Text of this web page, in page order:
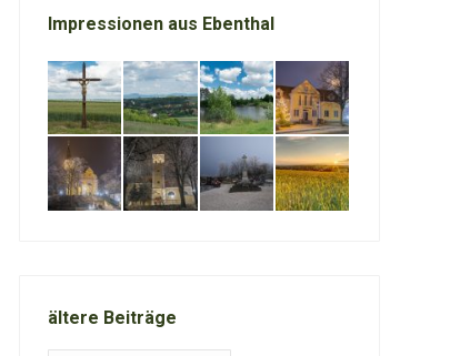
Impressionen aus Ebenthal
ältere Beiträge